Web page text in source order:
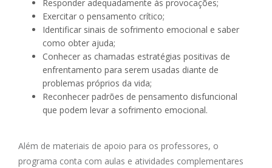
Responder adequadamente às provocações;
Exercitar o pensamento crítico;
Identificar sinais de sofrimento emocional e saber
como obter ajuda;
Conhecer as chamadas estratégias positivas de
enfrentamento para serem usadas diante de
problemas próprios da vida;
Reconhecer padrões de pensamento disfuncional
que podem levar a sofrimento emocional.
Além de materiais de apoio para os professores, o
programa conta com aulas e atividades complementares